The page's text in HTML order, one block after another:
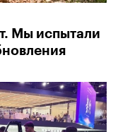
Мы испытали